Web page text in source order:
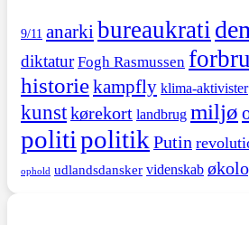
9/11 anarki bureaukrati
diktatur Fogh Rasmussen
historiekampfly klima-aktivister
kunstkørekort landbrug miljø
politipolitik Putin
ophold udlandsdansker videnskab